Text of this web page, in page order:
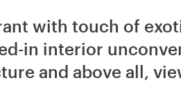
with touch of
in interior
and above all,